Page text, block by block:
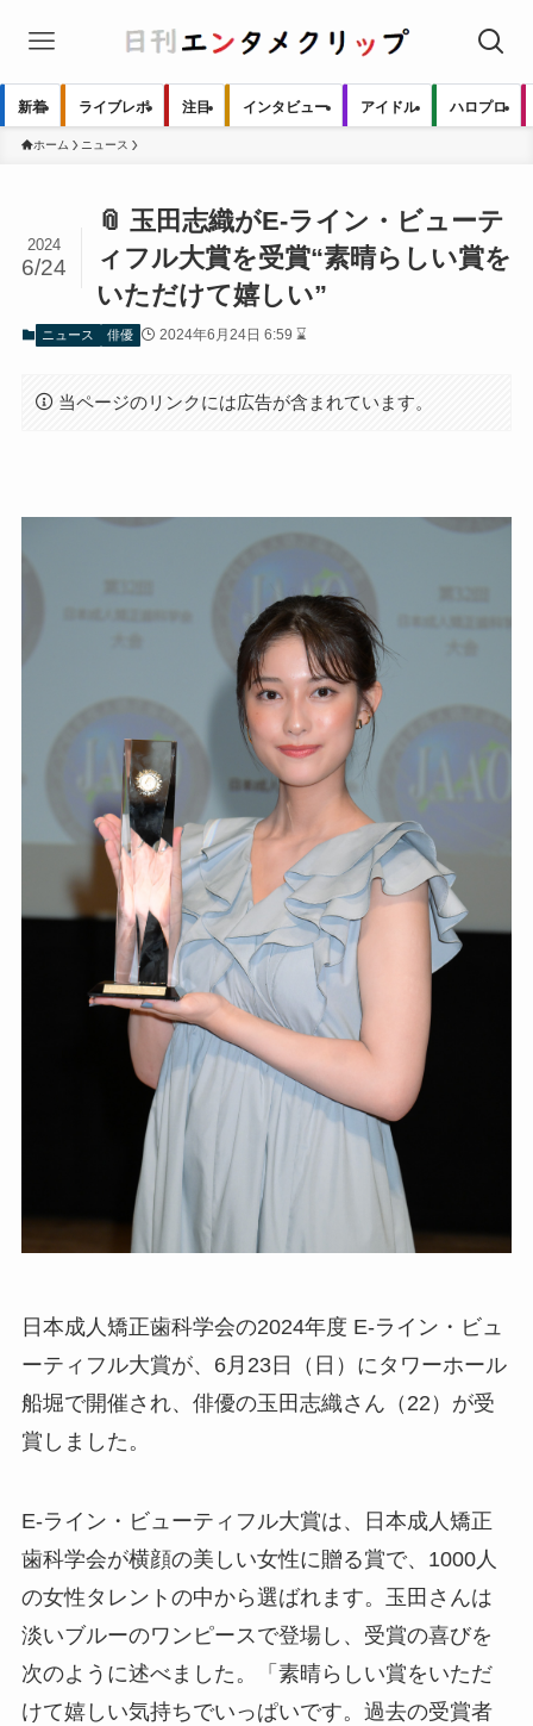
新着 ライブレポ 注目 インタビュー アイドル ハロプロ
ホーム ニュース
📎 玉田志織がE-ライン・ビューテ
ィフル大賞を受賞“素晴らしい賞を
いただけて嬉しい”
2024
6/24
ニュース 俳優 2024年6月24日 6:59 ⌛
当ページのリンクには広告が含まれています。
日本成人矯正歯科学会の2024年度 E-ライン・ビュ
ーティフル大賞が、6月23日（日）にタワーホール
船堀で開催され、俳優の玉田志織さん（22）が受
賞しました。
E-ライン・ビューティフル大賞は、日本成人矯正
歯科学会が横顔の美しい女性に贈る賞で、1000人
の女性タレントの中から選ばれます。玉田さんは
淡いブルーのワンピースで登場し、受賞の喜びを
次のように述べました。「素晴らしい賞をいただ
けて嬉しい気持ちでいっぱいです。過去の受賞者